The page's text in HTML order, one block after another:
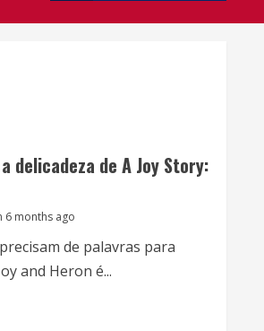
delicadeza de A Joy Story:
6 months ago
de palavras para
and Heron é...